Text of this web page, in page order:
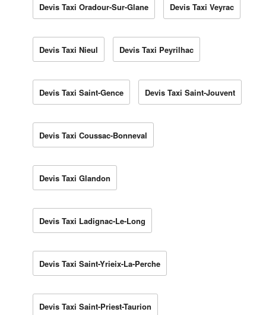
Devis Taxi Oradour-Sur-Glane Devis Taxi Veyrac
Devis Taxi Nieul Devis Taxi Peyrilhac
Devis Taxi Saint-Gence Devis Taxi Saint-Jouvent
Devis Taxi Coussac-Bonneval
Devis Taxi Glandon
Devis Taxi Ladignac-Le-Long
Devis Taxi Saint-Yrieix-La-Perche
Devis Taxi Saint-Priest-Taurion